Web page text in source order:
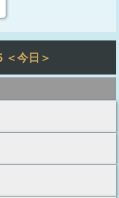
＜今日＞